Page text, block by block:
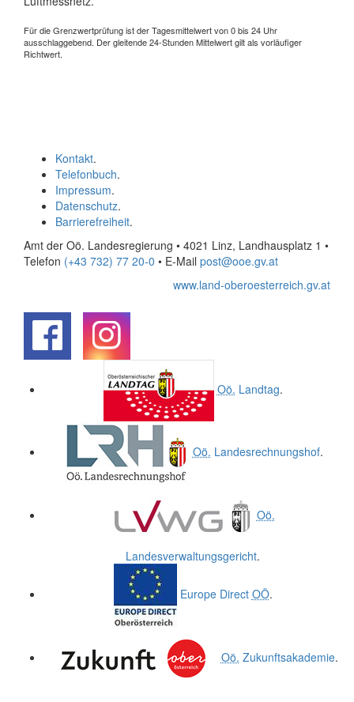
Für die Grenzwertprüfung ist der Tagesmittelwert von 0 bis 24 Uhr
ausschlaggebend. Der gleitende 24-Stunden Mittelwert gilt als vorläufiger
Richtwert.
Kontakt.
Telefonbuch.
Impressum.
Datenschutz.
Barrierefreiheit.
Amt der Oö. Landesregierung • 4021 Linz, Landhausplatz 1 •
Telefon (+43 732) 77 20-0 • E-Mail post@ooe.gv.at
www.land-oberoesterreich.gv.at
Oö. Landtag.
Oö. Landesrechnungshof.
Oö.
Landesverwaltungsgericht.
Europe Direct OÖ.
Oö. Zukunftsakademie.